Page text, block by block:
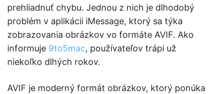
prehliadnuť chybu. Jednou z nich je dlhodobý
problém v aplikácii iMessage, ktorý sa týka
zobrazovania obrázkov vo formáte AVIF.​ Ako
informuje 9to5mac, používateľov trápi už
niekoľko dlhých rokov.
AVIF je moderný formát obrázkov, ktorý ponúka